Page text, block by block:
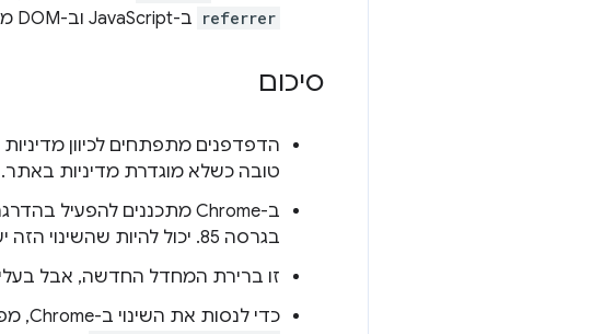
referrer ב-JavaScript וב-DOM מאויתים בצורה נכונה.
סיכום
הדפדפנים מתפתחים לכיוון
טובה כשלא מוגדרת מדיניות באתר.
ב-Chrome מתכננים להפעיל בהדרגה את
בגרסה 85. יכול להיות שהשינוי הזה ישפיע על תרחישי שימוש שמסתמכים על ערך הגורם המפנה ממקור אחר.
זו ברירת המחדל החדשה, אבל בעלי
כדי לנסות את השינוי ב-Chrome, מפעילים את התכונה הניסיונית בכתובת